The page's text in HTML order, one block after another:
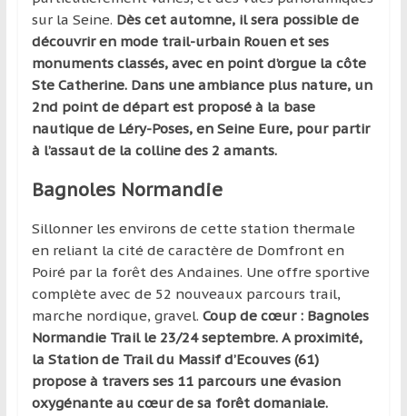
sur la Seine. Dès cet automne, il sera possible de
découvrir en mode trail-urbain Rouen et ses
monuments classés, avec en point d’orgue la côte
Ste Catherine. Dans une ambiance plus nature, un
2nd point de départ est proposé à la base
nautique de Léry-Poses, en Seine Eure, pour partir
à l’assaut de la colline des 2 amants.
Bagnoles Normandie
Sillonner les environs de cette station thermale
en reliant la cité de caractère de Domfront en
Poiré par la forêt des Andaines. Une offre sportive
complète avec de 52 nouveaux parcours trail,
marche nordique, gravel. Coup de cœur : Bagnoles
Normandie Trail le 23/24 septembre. A proximité,
la Station de Trail du Massif d’Ecouves (61)
propose à travers ses 11 parcours une évasion
oxygénante au cœur de sa forêt domaniale.